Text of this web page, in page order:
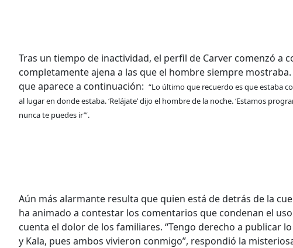
Tras un tiempo de inactividad, el perfil de Carver comenzó a
completamente ajena a las que el hombre siempre
que aparece a continuación: “Lo último que recuerdo es que estaba
al lugar en donde estaba. ‘Relájate’ dijo el hombre de la noche. ‘Estamos
nunca te puedes ir’”.
Aún más alarmante resulta que quien está de detrás de la
ha animado a contestar los comentarios que condenan el
cuenta el dolor de los familiares. “Tengo derecho a publicar
y Kala, pues ambos vivieron conmigo”, respondió la